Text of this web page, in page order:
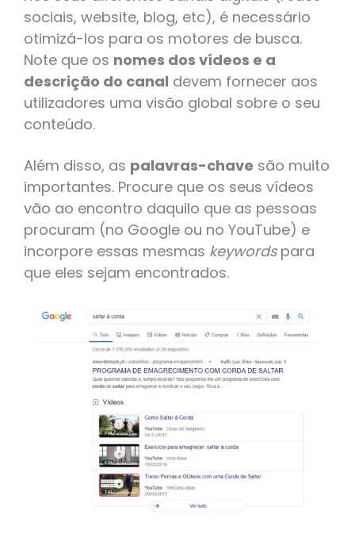
sociais, website, blog, etc), é necessário
otimizá-los para os motores de busca.
Note que os nomes dos vídeos e a
descrição do canal devem fornecer aos
utilizadores uma visão global sobre o seu
conteúdo.
Além disso, as palavras-chave são muito
importantes. Procure que os seus vídeos
vão ao encontro daquilo que as pessoas
procuram (no Google ou no YouTube) e
incorpore essas mesmas keywordspara
que eles sejam encontrados.